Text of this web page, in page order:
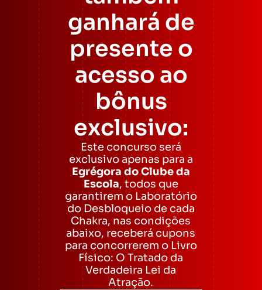
ganhará de
presente o
acesso ao
bônus
exclusivo:
Este concurso será
exclusivo apenas para a
Egrégora do Clube da
Escola, todos que
garantirem o Laboratório
do Desbloqueio de cada
Chakra, nas condições
abaixo, receberá cupons
para concorrerem o Livro
Físico: O Tratado da
Verdadeira Lei da
Atração.